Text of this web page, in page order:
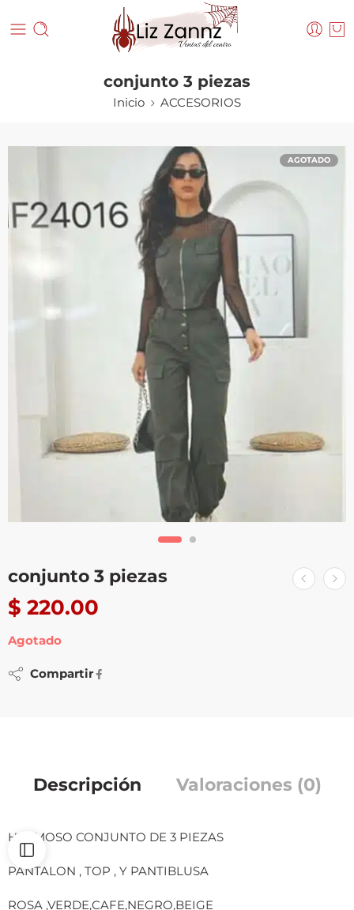
conjunto 3 piezas
Inicio ACCESORIOS
AGOTADO
conjunto 3 piezas
$ 220.00
Agotado
Compartir
Descripción Valoraciones (0)
HERMOSO CONJUNTO DE 3 PIEZAS
PANTALON , TOP , Y PANTIBLUSA
ROSA ,VERDE,CAFE,NEGRO,BEIGE